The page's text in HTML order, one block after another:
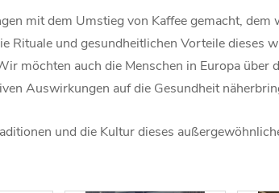
mit dem Umstieg von Kaffee gemacht, dem
Rituale und gesundheitlichen Vorteile dieses
möchten auch die Menschen in Europa über
Auswirkungen auf die Gesundheit
und die Kultur dieses